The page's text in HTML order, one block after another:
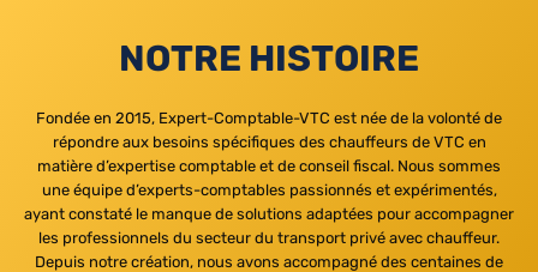
NOTRE HISTOIRE
Fondée en 2015, Expert-Comptable-VTC est née de la volonté de
répondre aux besoins spécifiques des chauffeurs de VTC en
matière d’expertise comptable et de conseil fiscal. Nous sommes
une équipe d’experts-comptables passionnés et expérimentés,
ayant constaté le manque de solutions adaptées pour accompagner
les professionnels du secteur du transport privé avec chauffeur.
Depuis notre création, nous avons accompagné des centaines de